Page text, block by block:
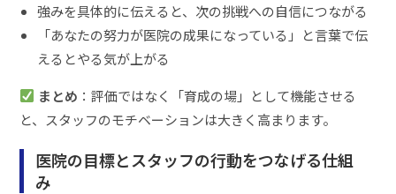
強みを具体的に伝えると、次の挑戦への自信につながる
「あなたの努力が医院の成果になっている」と言葉で伝
えるとやる気が上がる
まとめ ：評価ではなく「育成の場」として機能させる
と、スタッフのモチベーションは大きく高まります。
医院の目標とスタッフの行動をつなげる仕組
み